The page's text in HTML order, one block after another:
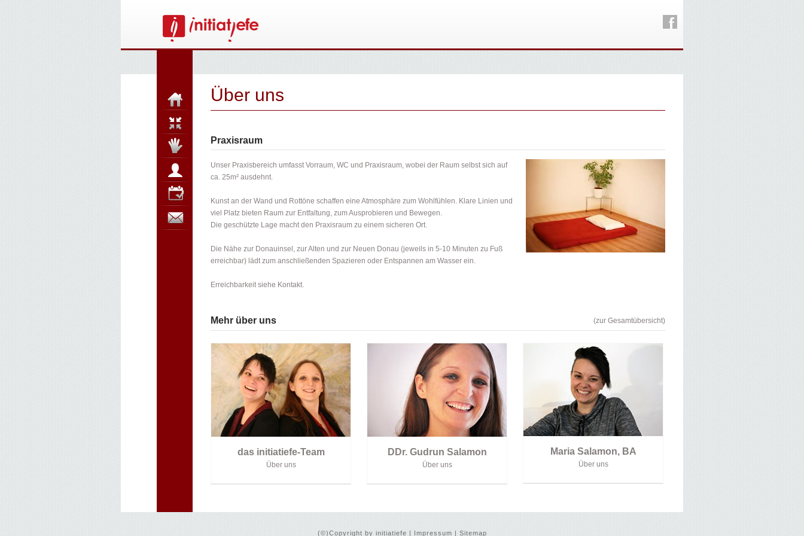
Über uns
Praxisraum
Unser Praxisbereich umfasst Vorraum, WC und Praxisraum, wobei der Raum selbst sich auf
ca. 25m² ausdehnt.
Kunst an der Wand und Rottöne schaffen eine Atmosphäre zum Wohlfühlen. Klare Linien und
viel Platz bieten Raum zur Entfaltung, zum Ausprobieren und Bewegen.
Die geschützte Lage macht den Praxisraum zu einem sicheren Ort.
Die Nähe zur Donauinsel, zur Alten und zur Neuen Donau (jeweils in 5-10 Minuten zu Fuß
erreichbar) lädt zum anschließenden Spazieren oder Entspannen am Wasser ein.
Erreichbarkeit siehe Kontakt.
Mehr über uns (zur Gesamtübersicht)
das initiatiefe-Team
Über uns
DDr. Gudrun Salamon
Über uns
Maria Salamon, BA
Über uns
(©)Copyright by initiatiefe | Impressum | Sitemap